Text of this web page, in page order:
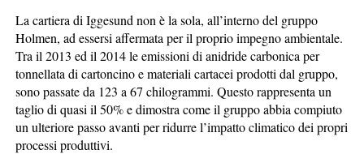
La cartiera di Iggesund non è la sola, all’interno del gruppo
Holmen, ad essersi affermata per il proprio impegno ambientale.
Tra il 2013 ed il 2014 le emissioni di anidride carbonica per
tonnellata di cartoncino e materiali cartacei prodotti dal gruppo,
sono passate da 123 a 67 chilogrammi. Questo rappresenta un
taglio di quasi il 50% e dimostra come il gruppo abbia compiuto
un ulteriore passo avanti per ridurre l’impatto climatico dei propri
processi produttivi.